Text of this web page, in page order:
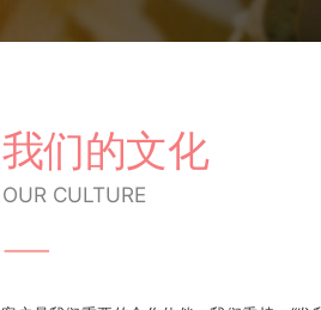
我们的文化
OUR CULTURE